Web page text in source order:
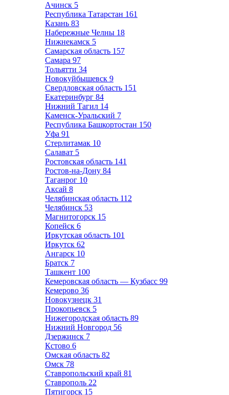
Ачинск 5
Республика Татарстан 161
Казань 83
Набережные Челны 18
Нижнекамск 5
Самарская область 157
Самара 97
Тольятти 34
Новокуйбышевск 9
Свердловская область 151
Екатеринбург 84
Нижний Тагил 14
Каменск-Уральский 7
Республика Башкортостан 150
Уфа 91
Стерлитамак 10
Салават 5
Ростовская область 141
Ростов-на-Дону 84
Таганрог 10
Аксай 8
Челябинская область 112
Челябинск 53
Магнитогорск 15
Копейск 6
Иркутская область 101
Иркутск 62
Ангарск 10
Братск 7
Ташкент 100
Кемеровская область — Кузбасс 99
Кемерово 36
Новокузнецк 31
Прокопьевск 5
Нижегородская область 89
Нижний Новгород 56
Дзержинск 7
Кстово 6
Омская область 82
Омск 78
Ставропольский край 81
Ставрополь 22
Пятигорск 15